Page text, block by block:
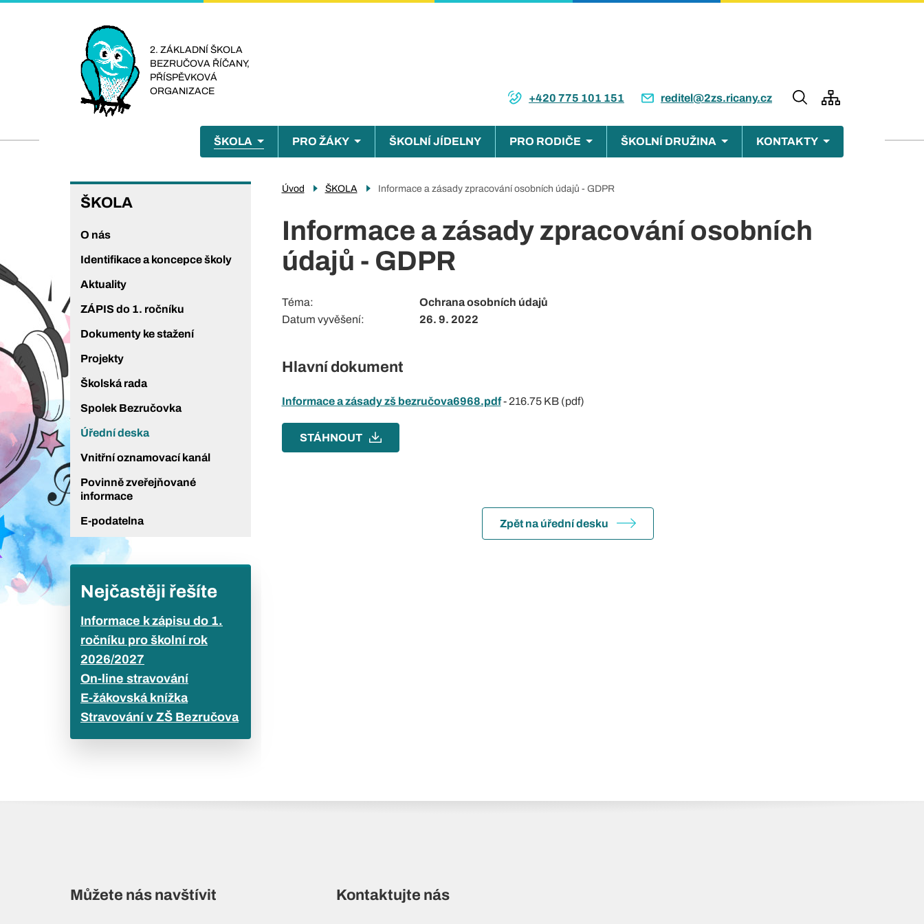
2. ZÁKLADNÍ ŠKOLA
BEZRUČOVA ŘÍČANY,
PŘÍSPĚVKOVÁ
ORGANIZACE
+420 775 101 151 reditel@2zs.ricany.cz
Menu
navigace
ŠKOLA PRO ŽÁKY ŠKOLNÍ JÍDELNY PRO RODIČE ŠKOLNÍ DRUŽINA KONTAKTY
ŠKOLA
ŠKOLA
O nás
Identifikace a koncepce školy
Aktuality
ZÁPIS do 1. ročníku
Dokumenty ke stažení
Projekty
Školská rada
Spolek Bezručovka
Úřední deska
Vnitřní oznamovací kanál
Povinně zveřejňované
informace
E-podatelna
Nejčastěji řešíte
Informace k zápisu do 1.
ročníku pro školní rok
2026/2027
On-line stravování
E-žákovská knížka
Stravování v ZŠ Bezručova
Úvod ŠKOLA Informace a zásady zpracování osobních údajů - GDPR
Informace a zásady zpracování osobních
údajů - GDPR
Téma
Ochrana osobních údajů
Datum vyvěšení
26. 9. 2022
Hlavní dokument
Informace a zásady zš bezručova6968.pdf - 216.75 KB (pdf)
STÁHNOUT
Zpět na úřední desku
Můžete nás navštívit Kontaktujte nás